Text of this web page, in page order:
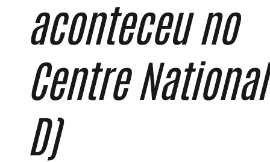
aconteceu no
Centre
D)